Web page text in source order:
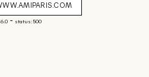
- status: 500